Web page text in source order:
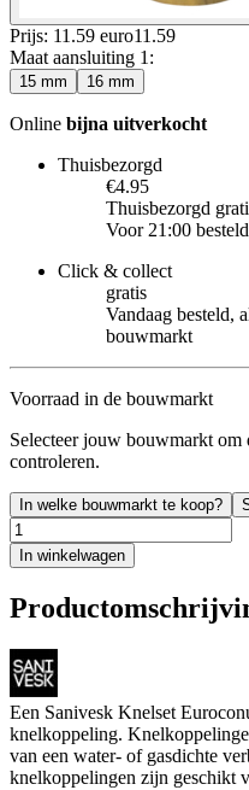
Prijs: 11.59 euro11 .59
Maat aansluiting 1 :
15 mm 16 mm
Online bijna uitverkocht
Thuisbezorgd
€4.95
Thuisbezorgd
Voor 21:00
Click & collect
gratis
Vandaag besteld,
bouwmarkt
Voorraad in de bouwmarkt
Selecteer jouw bouwmarkt
controleren.
In welke bouwmarkt te koop?
In winkelwagen
Een Sanivesk Knelset
knelkoppeling.
van een water- of gasdichte
knelkoppelingen zijn geschikt